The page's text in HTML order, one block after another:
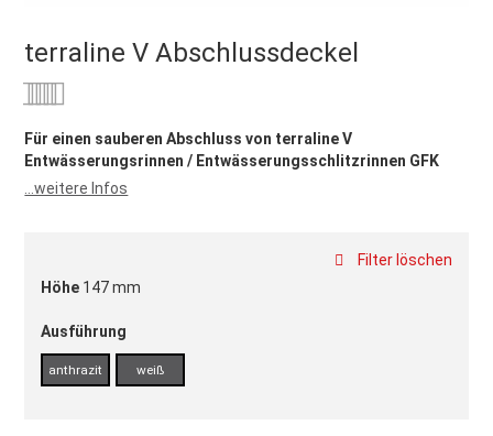
terraline V Abschlussdeckel
Bewertung:
Für einen sauberen Abschluss von terraline V
Entwässerungsrinnen / Entwässerungsschlitzrinnen GFK
...weitere Infos
Filter löschen
Ausführung
anthrazit weiß
Höhe 147 mm